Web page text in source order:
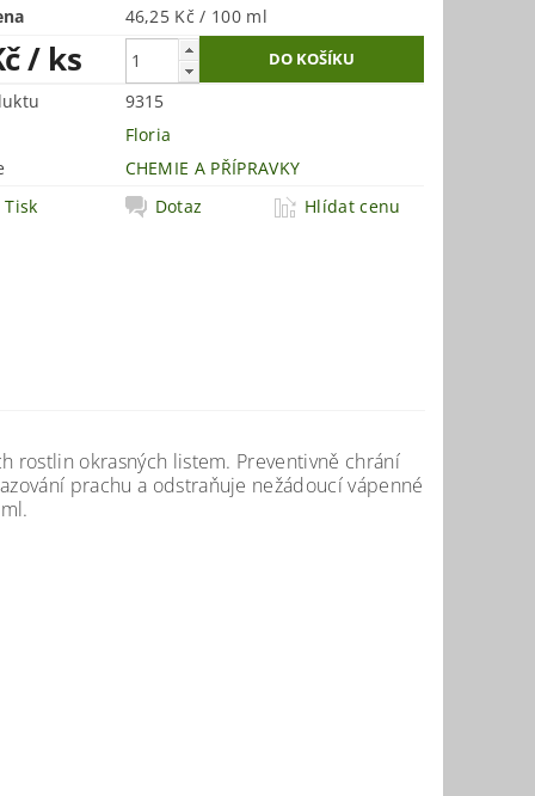
46,25 Kč / 100 ml
/ ks
9315
Floria
CHEMIE A PŘÍPRAVKY
Tisk
Dotaz Hlídat cenu
rostlin okrasných listem. Preventivně chrání
prachu a odstraňuje nežádoucí vápenné